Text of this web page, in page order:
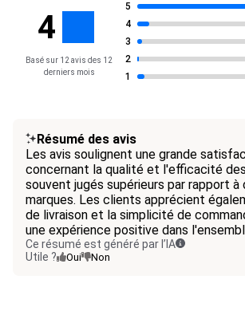
4
Basé sur 12 avis des 12
derniers mois
5
4
3
2
1
Résumé des avis
Les avis soulignent une grande
concernant la qualité et l'efficacité
souvent jugés supérieurs par rapport à
marques. Les clients apprécient
de livraison et la simplicité de
une expérience positive dans
Ce résumé est généré par l’IA
Utile ?
Oui Non